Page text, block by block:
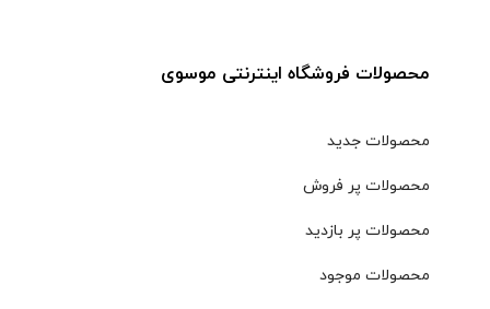
محصولات فروشگاه اینترنتی موسوی
محصولات جدید
محصولات پر فروش
محصولات پر بازدید
محصولات موجود